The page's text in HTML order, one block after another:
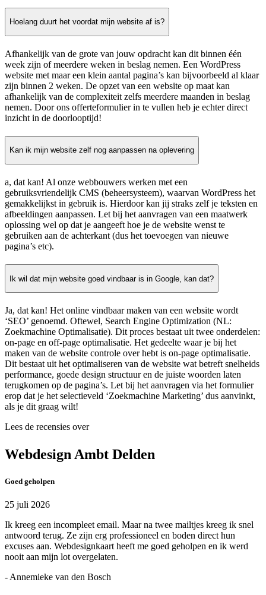
Hoelang duurt het voordat mijn website af is?
Afhankelijk van de grote van jouw opdracht kan dit binnen één
week zijn of meerdere weken in beslag nemen. Een WordPress
website met maar een klein aantal pagina’s kan bijvoorbeeld al klaar
zijn binnen 2 weken. De opzet van een website op maat kan
afhankelijk van de complexiteit zelfs meerdere maanden in beslag
nemen. Door ons offerteformulier in te vullen heb je echter direct
inzicht in de doorlooptijd!
Kan ik mijn website zelf nog aanpassen na oplevering
a, dat kan! Al onze webbouwers werken met een
gebruiksvriendelijk CMS (beheersysteem), waarvan WordPress het
gemakkelijkst in gebruik is. Hierdoor kan jij straks zelf je teksten en
afbeeldingen aanpassen. Let bij het aanvragen van een maatwerk
oplossing wel op dat je aangeeft hoe je de website wenst te
gebruiken aan de achterkant (dus het toevoegen van nieuwe
pagina’s etc).
Ik wil dat mijn website goed vindbaar is in Google, kan dat?
Ja, dat kan! Het online vindbaar maken van een website wordt
‘SEO’ genoemd. Oftewel, Search Engine Optimization (NL:
Zoekmachine Optimalisatie). Dit proces bestaat uit twee onderdelen:
on-page en off-page optimalisatie. Het gedeelte waar je bij het
maken van de website controle over hebt is on-page optimalisatie.
Dit bestaat uit het optimaliseren van de website wat betreft snelheids
performance, goede design structuur en de juiste woorden laten
terugkomen op de pagina’s. Let bij het aanvragen via het formulier
erop dat je het selectieveld ‘Zoekmachine Marketing’ dus aanvinkt,
als je dit graag wilt!
Lees de recensies over
Webdesign Ambt Delden
Goed geholpen
25 juli 2026
Ik kreeg een incompleet email. Maar na twee mailtjes kreeg ik snel
antwoord terug. Ze zijn erg professioneel en boden direct hun
excuses aan. Webdesignkaart heeft me goed geholpen en ik werd
nooit aan mijn lot overgelaten.
- Annemieke van den Bosch